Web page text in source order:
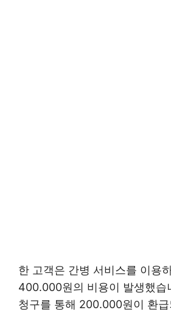
한 고객은 간병 서비스를 이용
400.000원의 비용이 발생했습
청구를 통해 200.000원이 환